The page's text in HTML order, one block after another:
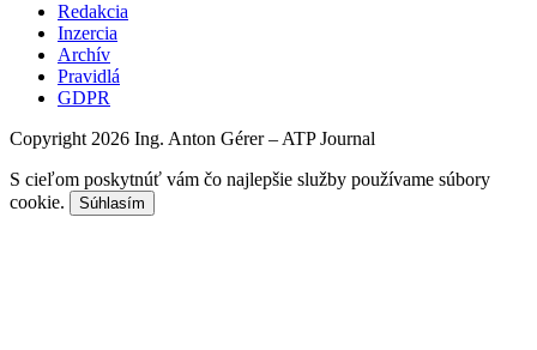
Redakcia
Inzercia
Archív
Pravidlá
GDPR
Copyright 2026 Ing. Anton Gérer – ATP Journal
S cieľom poskytnúť vám čo najlepšie služby používame súbory
cookie.
Súhlasím